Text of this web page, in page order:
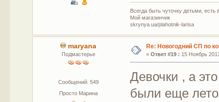
Всегда быть чуточку детьми,
Мой магазинчик
skrynya.ua/plahotnik-larisa
maryana
Подмастерье
Сообщений: 549
Просто Марина
Re: Новогодний СП по
« Ответ #19 : 15 Ноябрь
Девочки , а
были еще